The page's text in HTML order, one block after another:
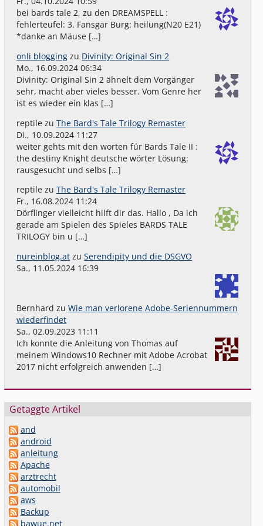
bei bards tale 2, zu den DREAMSPELL :
fehlerteufel: 3. Fansgar Burg: heilung(N20 E21)
*danke an Mäuse […]
onli blogging zu Divinity: Original Sin 2
Mo., 16.09.2024 06:34
Divinity: Original Sin 2 ähnelt dem Vorgänger
sehr, macht aber vieles besser. Vom Genre her
ist es wieder ein klas […]
reptile zuThe Bard's Tale Trilogy Remaster
Di., 10.09.2024 11:27
weiter gehts mit den worten für Bards Tale II :
the destiny Knight deutsche wörter Lösung:
rausgesucht und selbs […]
reptile zuThe Bard's Tale Trilogy Remaster
Fr., 16.08.2024 11:24
Dörflinger vielleicht hilft dir das. Hallo , Da ich
gerade am Spielen des Spieles BARDS TALE
TRILOGY bin u […]
nureinblog.at zuSerendipity und die DSGVO
Sa., 11.05.2024 16:39
Bernhard zuWie man verlorene Adobe-Seriennummern
wiederfindet
Sa., 02.09.2023 11:11
Ich konnte die Anleitung von Thomas auf
meinem Windows10 Rechner mit Adobe Acrobat
2017 nicht erfolgreich anwenden […]
Getaggte Artikel
and
android
anleitung
Apache
arztrecht
automobil
aws
Backup
bawue.net